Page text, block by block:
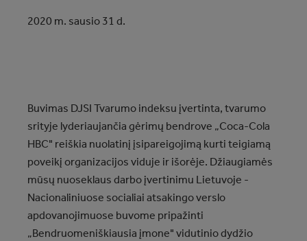
2020 m. sausio 31 d.
Buvimas DJSI Tvarumo indeksu įvertinta, tvarumo
srityje lyderiaujančia gėrimų bendrove „Coca‑Cola
HBC" reiškia nuolatinį įsipareigojimą kurti teigiamą
poveikį organizacijos viduje ir išorėje. Džiaugiamės
mūsų nuoseklaus darbo įvertinimu Lietuvoje -
Nacionaliniuose socialiai atsakingo verslo
apdovanojimuose buvome pripažinti
„Bendruomeniškiausia įmone" vidutinio dydžio